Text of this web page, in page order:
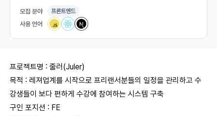
모집 분야 프론트엔드
사용 언어
프로젝트명 : 줄러(Juler)
목적 : 레져업계를 시작으로 프리랜서분들의 일정을 관리하고 수
강생들이 보다 편하게 수강에 참여하는 시스템 구축
구인 포지션 : FE